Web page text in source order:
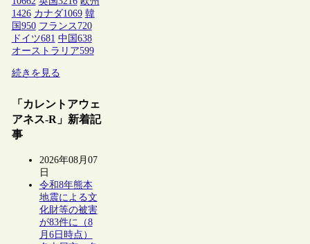
1426 カナダ1069 韓
国 950 フランス 720
ドイツ681 中国 638
オーストラリア599
続きを見る
「カレントアウェ
アネス-R」新着記
事
2026年08月07
日
令和8年熊本
地震による文
化財等の被害
が83件に（8
月6日時点）